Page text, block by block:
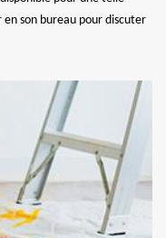
son bureau pour discuter